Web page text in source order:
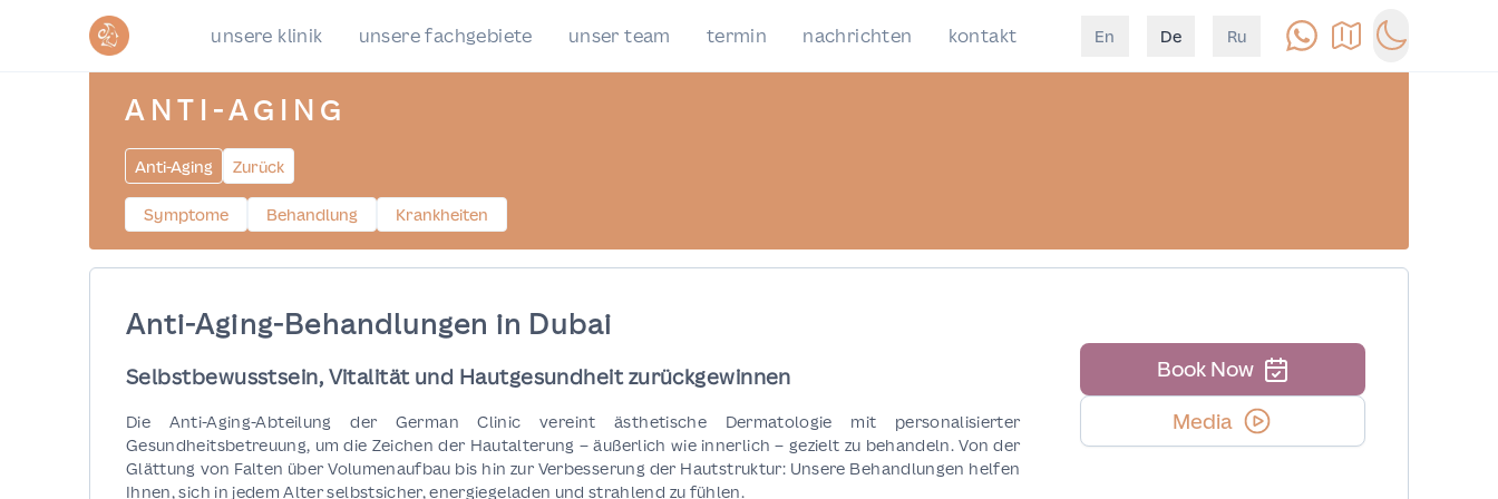
unsere klinik unsere fachgebiete unser team termin nachrichten kontakt En De Ru AnrufenAnfahrtSwitch to
ANTI-AGING
Anti-Aging Zurück
Symptome Behandlung Krankheiten
Anti-Aging-Behandlungen in Dubai
Selbstbewusstsein, Vitalität und Hautgesundheit zurückgewinnen
Die Anti-Aging-Abteilung der German Clinic vereint ästhetische Dermatologie mit personalisierter
Gesundheitsbetreuung, um die Zeichen der Hautalterung – äußerlich wie innerlich – gezielt zu behandeln. Von der
Glättung von Falten über Volumenaufbau bis hin zur Verbesserung der Hautstruktur: Unsere Behandlungen helfen
Ihnen, sich in jedem Alter selbstsicher, energiegeladen und strahlend zu fühlen.
Book Now
Media